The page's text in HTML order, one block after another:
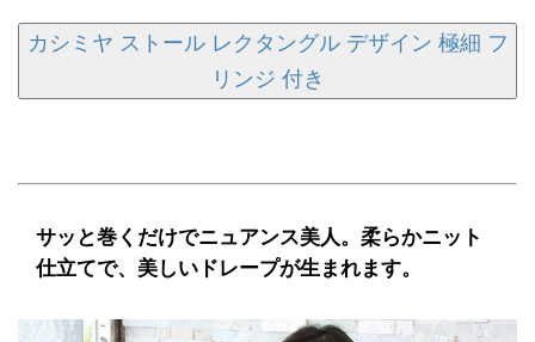
カシミヤ ストール レクタングル デザイン 極細 フ
リンジ 付き
サッと巻くだけでニュアンス美人。柔らかニット
仕立てで、美しいドレープが生まれます。